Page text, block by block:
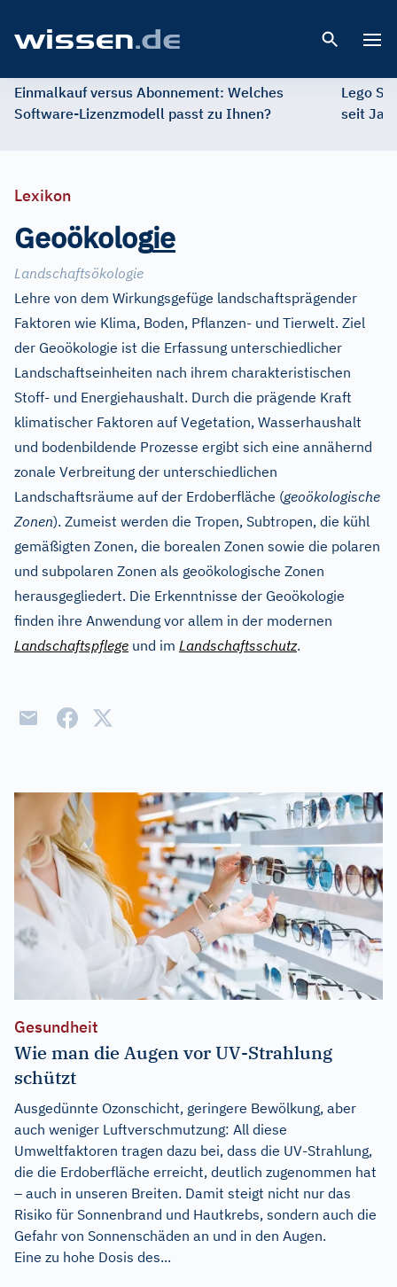
Einmalkauf versus Abonnement: Welches
Software-Lizenzmodell passt zu Ihnen?
Lego
seit
Lexikon
Geoökologie
Landschaftsökologie
Lehre von dem Wirkungsgefüge landschaftsprägender
Faktoren wie Klima, Boden, Pflanzen- und Tierwelt. Ziel
der Geoökologie ist die Erfassung unterschiedlicher
Landschaftseinheiten nach ihrem charakteristischen
Stoff- und Energiehaushalt. Durch die prägende Kraft
klimatischer Faktoren auf Vegetation, Wasserhaushalt
und bodenbildende Prozesse ergibt sich eine annähernd
zonale Verbreitung der unterschiedlichen
Landschaftsräume auf der Erdoberfläche (geoökologische
Zonen). Zumeist werden die Tropen, Subtropen, die kühl
gemäßigten Zonen, die borealen Zonen sowie die polaren
und subpolaren Zonen als geoökologische Zonen
herausgegliedert. Die Erkenntnisse der Geoökologie
finden ihre Anwendung vor allem in der modernen
Landschaftspflege und im Landschaftsschutz.
Gesundheit
Wie man die Augen vor UV-Strahlung
schützt
Ausgedünnte Ozonschicht, geringere Bewölkung, aber
auch weniger Luftverschmutzung: All diese
Umweltfaktoren tragen dazu bei, dass die UV-Strahlung,
die die Erdoberfläche erreicht, deutlich zugenommen hat
– auch in unseren Breiten. Damit steigt nicht nur das
Risiko für Sonnenbrand und Hautkrebs, sondern auch die
Gefahr von Sonnenschäden an und in den Augen.
Eine zu hohe Dosis des...